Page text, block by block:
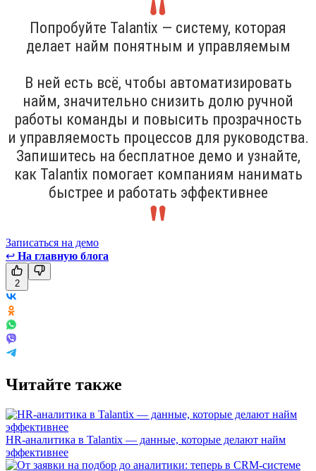
Попробуйте Talantix — систему, которая
делает найм понятным и управляемым
В ней есть всё, чтобы автоматизировать
найм, значительно снизить долю ручной
работы команды и повысить прозрачность
и управляемость процессов для руководства.
Запишитесь на бесплатное демо и узнайте,
как Talantix помогает компаниям нанимать
быстрее и работать эффективнее
Записаться на демо
↩ На главную блога
2
Читайте также
HR-аналитика в Talantix — данные, которые делают найм
эффективнее